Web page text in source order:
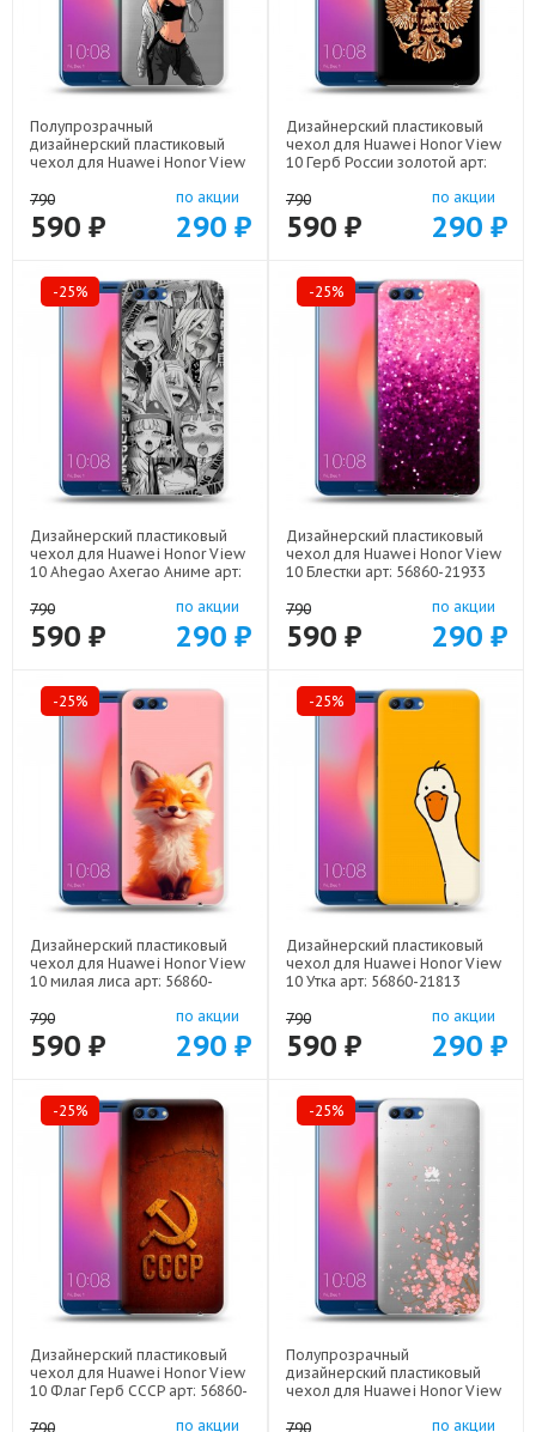
Полупрозрачный
дизайнерский пластиковый
чехол для Huawei Honor View
21685
790
590 ₽
по акции
290 ₽
Дизайнерский пластиковый
чехол для Huawei Honor View
10 Герб России золотой арт:
790
590 ₽
по акции
290 ₽
-25%
Дизайнерский пластиковый
чехол для Huawei Honor View
10 Ahegao Ахегао Аниме арт:
790
590 ₽
по акции
290 ₽
-25%
Дизайнерский пластиковый
чехол для Huawei Honor View
10 Блестки арт: 56860-21933
790
590 ₽
по акции
290 ₽
-25%
Дизайнерский пластиковый
чехол для Huawei Honor View
10 милая лиса арт: 56860-
790
590 ₽
по акции
290 ₽
-25%
Дизайнерский пластиковый
чехол для Huawei Honor View
10 Утка арт: 56860-21813
790
590 ₽
по акции
290 ₽
-25%
Дизайнерский пластиковый
чехол для Huawei Honor View
10 Флаг Герб СССР арт: 56860-
790
по акции
-25%
Полупрозрачный
дизайнерский пластиковый
чехол для Huawei Honor View
21771
790 по акции